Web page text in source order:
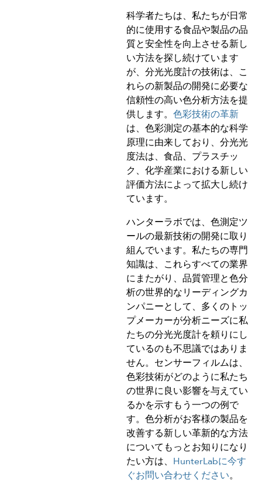
科学者たちは、私たちが日常
的に使用する食品や製品の品
質と安全性を向上させる新し
い方法を探し続けています
が、分光光度計の技術は、こ
れらの新製品の開発に必要な
信頼性の高い色分析方法を提
供します。 色彩技術の革新
は、色彩測定の基本的な科学
原理に由来しており、分光光
度法は、食品、プラスチッ
ク、化学産業における新しい
評価方法によって拡大し続け
ています。
ハンターラボでは、色測定ツ
ールの最新技術の開発に取り
組んでいます。私たちの専門
知識は、これらすべての業界
にまたがり、品質管理と色分
析の世界的なリーディングカ
ンパニーとして、多くのトッ
プメーカーが分析ニーズに私
たちの分光光度計を頼りにし
ているのも不思議ではありま
せん。センサーフィルムは、
色彩技術がどのように私たち
の世界に良い影響を与えてい
るかを示すもう一つの例で
す。色分析がお客様の製品を
改善する新しい革新的な方法
についてもっとお知りになり
たい方は、 HunterLabに今す
ぐお問い合わせください。